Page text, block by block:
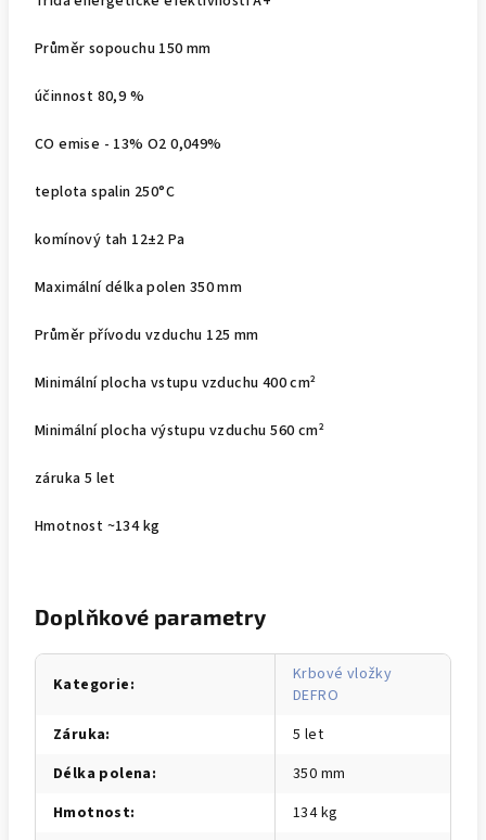
Průměr sopouchu 150 mm
účinnost 80,9 %
CO emise - 13% O2 0,049%
teplota spalin 250°C
komínový tah 12±2 Pa
Maximální délka polen 350 mm
Průměr přívodu vzduchu 125 mm
Minimální plocha vstupu vzduchu 400 cm²
Minimální plocha výstupu vzduchu 560 cm²
záruka 5 let
Hmotnost ~134 kg
Doplňkové parametry
Kategorie:
Krbové vložky
DEFRO
Záruka:
5 let
Délka polena:
350 mm
Hmotnost:
134 kg